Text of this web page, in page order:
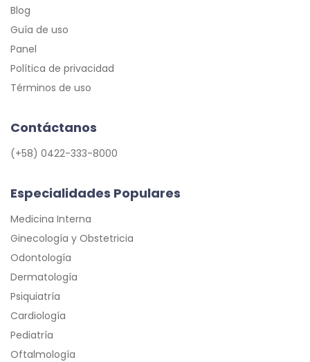
Blog
Guía de uso
Panel
Política de privacidad
Términos de uso
Contáctanos
(+58) 0422-333-8000
Especialidades Populares
Medicina Interna
Ginecología y Obstetricia
Odontología
Dermatología
Psiquiatría
Cardiología
Pediatría
Oftalmología